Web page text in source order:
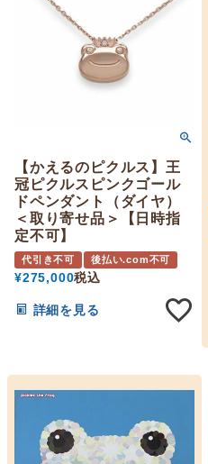
【かえるのピクルス】王
冠ピクルスピンクゴール
ドペンダント（ダイヤ）
＜取り寄せ品＞【日時指
定不可】
代引き不可 後払い.com不可
¥275,000税込
詳細を見る